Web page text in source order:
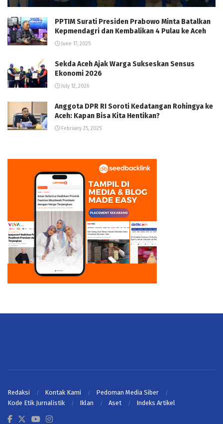
PPTIM Surati Presiden Prabowo Minta Batalkan
Kepmendagri dan Kembalikan 4 Pulau ke Aceh
June 17, 2025
Sekda Aceh Ajak Warga Sukseskan Sensus
Ekonomi 2026
July 12, 2026
Anggota DPR RI Soroti Kedatangan Rohingya ke
Aceh: Kapan Bisa Kita Hentikan?
February 25, 2025
Redaksi Kontak Kami
Pedoman Media Siber
Kode Etik Jurnalistik
Iklan Aset Indeks Artikel